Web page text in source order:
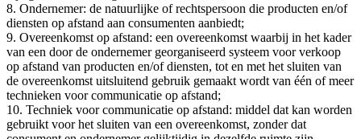
8. Ondernemer: de natuurlijke of rechtspersoon die producten en/of
diensten op afstand aan consumenten aanbiedt;
9. Overeenkomst op afstand: een overeenkomst waarbij in het kader
van een door de ondernemer georganiseerd systeem voor verkoop
op afstand van producten en/of diensten, tot en met het sluiten van
de overeenkomst uitsluitend gebruik gemaakt wordt van één of meer
technieken voor communicatie op afstand;
10. Techniek voor communicatie op afstand: middel dat kan worden
gebruikt voor het sluiten van een overeenkomst, zonder dat